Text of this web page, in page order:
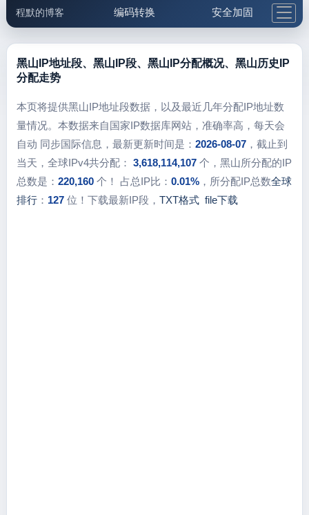
程默的博客 编码转换 安全加固
邮件工具 生活便民 更多工具
黑山IP地址段、黑山IP段、黑山IP分配概况、黑山历史IP
分配走势
本页将提供黑山IP地址段数据，以及最近几年分配IP地址数
量情况。本数据来自国家IP数据库网站，准确率高，每天会
自动 同步国际信息，最新更新时间是： 2026-08-07，截止到
当天，全球IPv4共分配： 3,618,114,107个，黑山所分配的IP
总数是： 220,160个！ 占总IP比： 0.01%，所分配IP总数全球
排行： 127位！下载最新IP段， TXT格式 file下载